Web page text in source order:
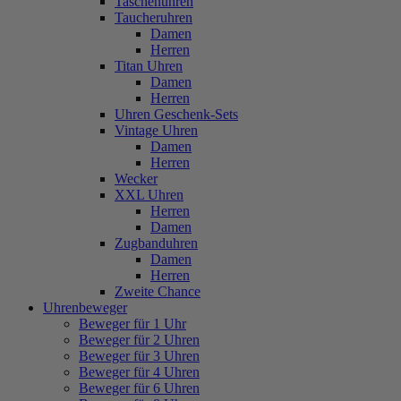
Taucheruhren
Damen
Herren
Titan Uhren
Damen
Herren
Uhren Geschenk-Sets
Vintage Uhren
Damen
Herren
Wecker
XXL Uhren
Herren
Damen
Zugbanduhren
Damen
Herren
Zweite Chance
Uhrenbeweger
Beweger für 1 Uhr
Beweger für 2 Uhren
Beweger für 3 Uhren
Beweger für 4 Uhren
Beweger für 6 Uhren